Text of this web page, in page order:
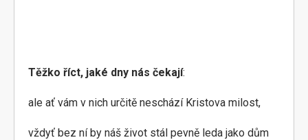
Těžko říct, jaké dny nás čekají:
ale ať vám v nich určitě neschází Kristova milost,
vždyť bez ní by náš život stál pevně leda jako dům